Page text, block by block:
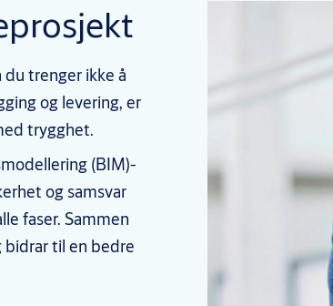
trenger ikke å
og levering, er
trygghet.
(BIM)-
og samsvar
faser. Sammen
bidrar til en bedre